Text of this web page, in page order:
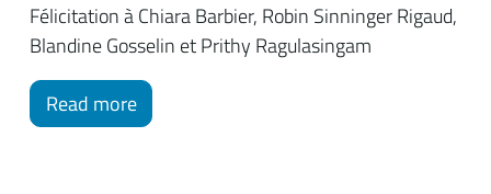
Félicitation à Chiara Barbier, Robin Sinninger Rigaud,
Blandine Gosselin et Prithy Ragulasingam
Read more